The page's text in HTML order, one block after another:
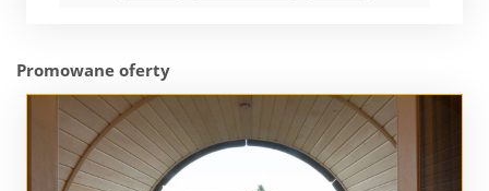
Promowane oferty